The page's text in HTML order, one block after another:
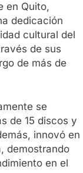
en Quito,
dedicación
cultural del
de sus
de más de
se
de 15 discos y
innovó en
demostrando
en el